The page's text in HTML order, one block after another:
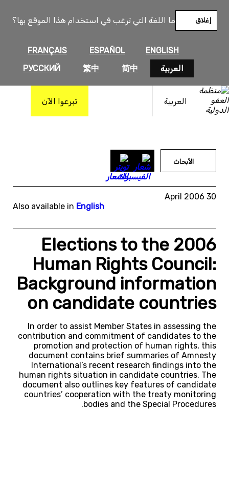
ما اللغة التي ترغب في استخدام هذا الموقع بها؟
ENGLISH
ESPAÑOL
FRANÇAIS
العربية
简中
繁中
РУССКИЙ
إغلاق
العربية تبرعوا الآن
المحتوى
الأبحاث
30 April 2006
Also available in English
2006 Elections to the
Human Rights Council:
Background information
on candidate countries
In order to assist Member States in assessing the
contribution and commitment of candidates to the
promotion and protection of human rights, this
document contains brief summaries of Amnesty
International’s recent research findings into the
human rights situation in candidate countries. The
document also outlines key features of candidate
countries’ cooperation with the treaty monitoring
bodies and the Special Procedures.